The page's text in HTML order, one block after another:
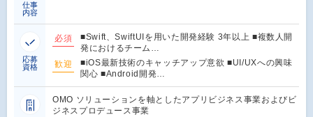
仕事
内容
応募
資格
必須
■Swift、SwiftUIを用いた開発経験 3年以上 ■複数人開
発におけるチーム…
歓迎
■iOS最新技術のキャッチアップ意欲 ■UI/UXへの興味
関心 ■Android開発…
OMO ソリューションを軸としたアプリビジネス事業およびビ
ジネスプロデュース事業